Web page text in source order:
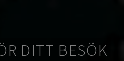
DITT BESÖK